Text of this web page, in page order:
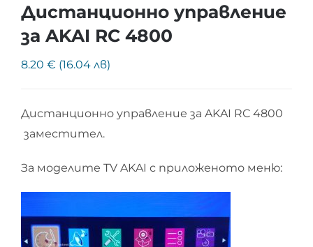
Дистанционно управление
за AKAI RC 4800
8.20 € (16.04 лв)
Дистанционно управление за AKAI RC 4800
заместител.
За моделите TV AKAI с приложеното меню: